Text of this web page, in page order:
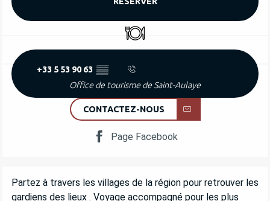
Restaurant
+33 5 53 90 63 ▒▒
Office de tourisme de Saint-Aulaye
CONTACTEZ-NOUS
Page Facebook
DESCRIPTION
Partez à travers les villages de la région pour retrouver les
gardiens des lieux . Voyage accompagné pour les plus